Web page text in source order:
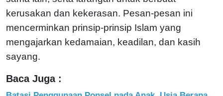
kerusakan dan kekerasan. Pesan-pesan ini
mencerminkan prinsip-prinsip Islam yang
mengajarkan kedamaian, keadilan, dan kasih
sayang.
Baca Juga :